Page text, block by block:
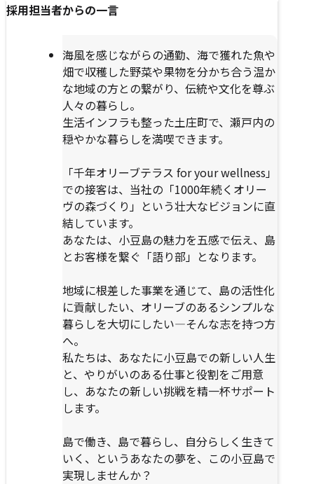
採用担当者からの一言
海風を感じながらの通勤、海で獲れた魚や
畑で収穫した野菜や果物を分かち合う温か
な地域の方との繋がり、伝統や文化を尊ぶ
人々の暮らし。
生活インフラも整った土庄町で、瀬戸内の
穏やかな暮らしを満喫できます。
「千年オリーブテラス for your wellness」
での接客は、当社の「1000年続くオリー
ヴの森づくり」という壮大なビジョンに直
結しています。
あなたは、小豆島の魅力を五感で伝え、島
とお客様を繋ぐ「語り部」となります。
地域に根差した事業を通じて、島の活性化
に貢献したい、オリーブのあるシンプルな
暮らしを大切にしたい―そんな志を持つ方
へ。
私たちは、あなたに小豆島での新しい人生
と、やりがいのある仕事と役割をご用意
し、あなたの新しい挑戦を精一杯サポート
します。
島で働き、島で暮らし、自分らしく生きて
いく、というあなたの夢を、この小豆島で
実現しませんか？